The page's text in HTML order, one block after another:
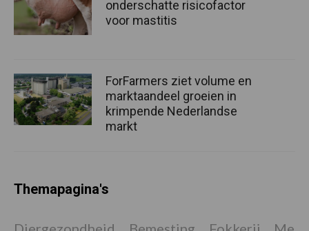
onderschatte risicofactor
voor mastitis
ForFarmers ziet volume en
marktaandeel groeien in
krimpende Nederlandse
markt
Themapagina's